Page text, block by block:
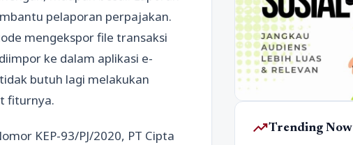
pelaporan perpajakan.
mengekspor file transaksi
ke dalam aplikasi e-
butuh lagi melakukan
fiturnya.
KEP-93/PJ/2020, PT Cipta
trending_upTrending Now